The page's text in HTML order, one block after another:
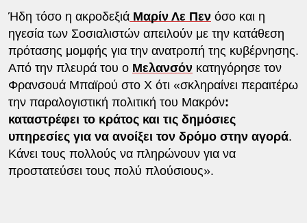
Ήδη τόσο η ακροδεξιάΜαρίν Λε Πενόσο και η
ηγεσία των Σοσιαλιστών απειλούν με την κατάθεση
πρότασης μομφής για την ανατροπή της κυβέρνησης.
Από την πλευρά του ο Μελανσόνκατηγόρησε τον
Φρανσουά Μπαϊρού στο X ότι «σκληραίνει περαιτέρω
την παραλογιστική πολιτική του Μακρόν:
καταστρέφει το κράτος και τις δημόσιες
υπηρεσίες για να ανοίξει τον δρόμο στην αγορά.
Κάνει τους πολλούς να πληρώνουν για να
προστατεύσει τους πολύ πλούσιους».